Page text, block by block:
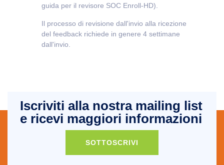
guida per il revisore SOC Enroll-HD).
Il processo di revisione dall'invio alla ricezione
del feedback richiede in genere 4 settimane
dall'invio.
Iscriviti alla nostra mailing list
e ricevi maggiori informazioni
SOTTOSCRIVI